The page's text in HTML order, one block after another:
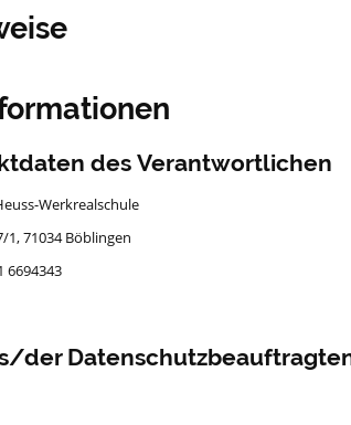
des Verantwortlichen
Werkrealschule
1, 71034 Böblingen
6694343
der